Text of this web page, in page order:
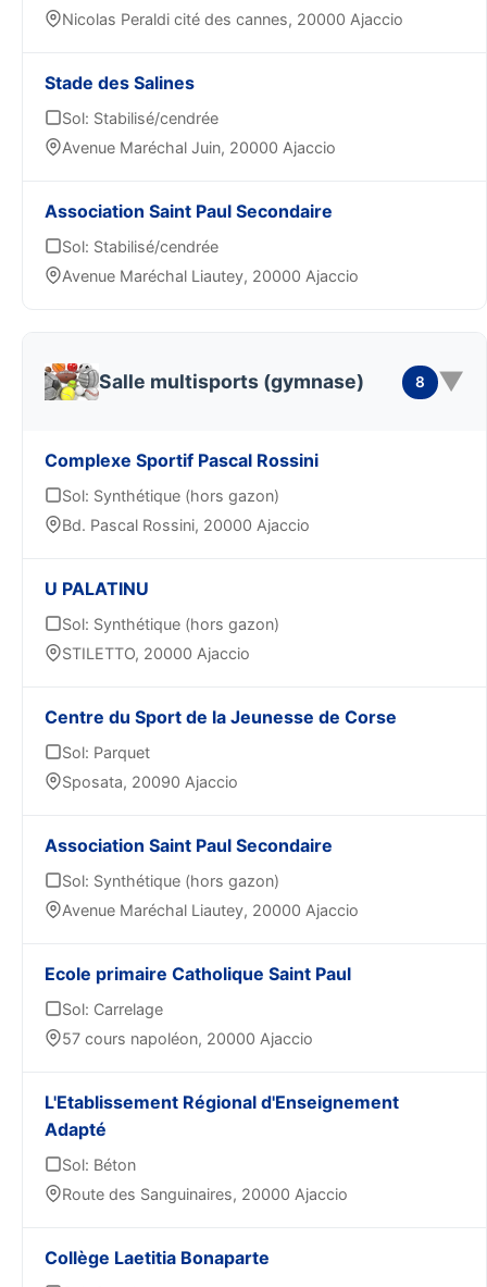
Nicolas Peraldi cité des cannes, 20000 Ajaccio
Stade des Salines
Sol: Stabilisé/cendrée
Avenue Maréchal Juin, 20000 Ajaccio
Association Saint Paul Secondaire
Sol: Stabilisé/cendrée
Avenue Maréchal Liautey, 20000 Ajaccio
Salle multisports (gymnase) 8 ▼
Complexe Sportif Pascal Rossini
Sol: Synthétique (hors gazon)
Bd. Pascal Rossini, 20000 Ajaccio
U PALATINU
Sol: Synthétique (hors gazon)
STILETTO, 20000 Ajaccio
Centre du Sport de la Jeunesse de Corse
Sol: Parquet
Sposata, 20090 Ajaccio
Association Saint Paul Secondaire
Sol: Synthétique (hors gazon)
Avenue Maréchal Liautey, 20000 Ajaccio
Ecole primaire Catholique Saint Paul
Sol: Carrelage
57 cours napoléon, 20000 Ajaccio
L'Etablissement Régional d'Enseignement
Adapté
Sol: Béton
Route des Sanguinaires, 20000 Ajaccio
Collège Laetitia Bonaparte